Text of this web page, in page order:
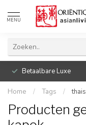
MENU
Betaalbare Luxe
Home / Tags /
Producten